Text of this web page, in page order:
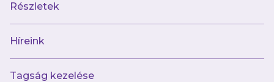
Részletek
Híreink
Tagság kezelése
Múltunk
Történelmünk